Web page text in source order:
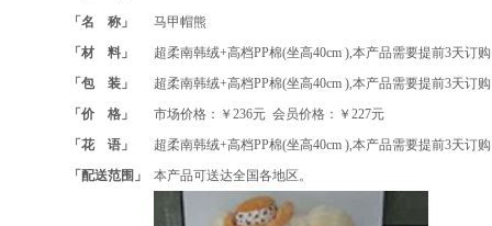
「名 称」
马甲帽熊
「材 料」
超柔南韩绒+高档PP棉(坐高40cm ),本产品需要提前3天订
「包 装」
超柔南韩绒+高档PP棉(坐高40cm ),本产品需要提前3天订
「价 格」
市场价格：￥236元 会员价格：￥227元
「花 语」
超柔南韩绒+高档PP棉(坐高40cm ),本产品需要提前3天订
「配送范围」
本产品可送达全国各地区。